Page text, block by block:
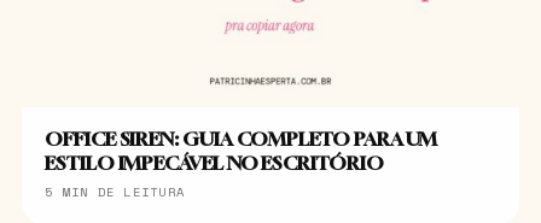
OFFICE SIREN: GUIA COMPLETO PARA UM
ESTILO IMPECÁVEL NO ESCRITÓRIO
5 MIN DE LEITURA